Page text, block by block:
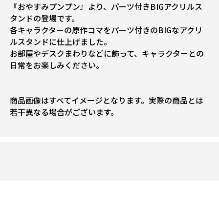
『おやすみプンプン』より、パーツ付きBIGアクリルス
タンドの登場です。
各キャラクターの原作コマをパーツ付きのBIGなアクリ
ルスタンドに仕上げました。
お部屋やデスクまわりなどに飾って、キャラクターとの
日常をお楽しみください。
商品画像はすべてイメージとなります。実際の商品とは
若干異なる場合がございます。